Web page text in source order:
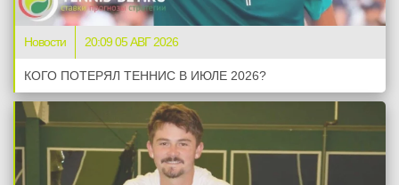
Новости 20:09 05 АВГ 2026
КОГО ПОТЕРЯЛ ТЕННИС В ИЮЛЕ 2026?